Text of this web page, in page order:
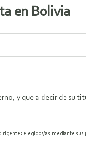
en Bolivia
y que a decir de su
elegidos/as mediante